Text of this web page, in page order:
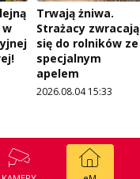
w
Trwają żniwa.
Strażacy zwracają
się do rolników ze
specjalnym
apelem
2026.08.04 15:33